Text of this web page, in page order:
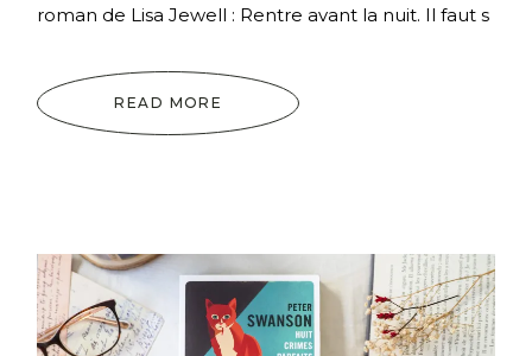
roman de Lisa Jewell : Rentre avant la nuit. Il faut s
READ MORE